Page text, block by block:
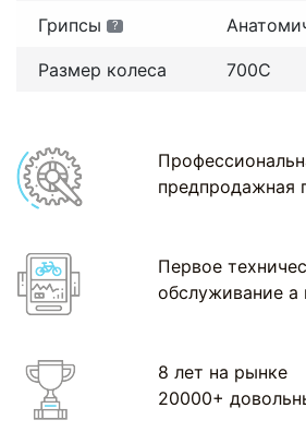
Грипсы ?
Размер колеса 700С
предпродажная
Первое
обслуживание а
8 лет на рынке
20000+